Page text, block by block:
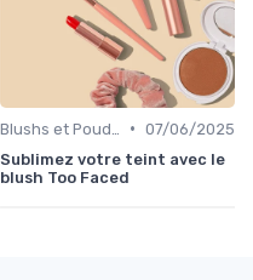
• 07/06/2025
Sublimez votre teint avec le
blush Too Faced